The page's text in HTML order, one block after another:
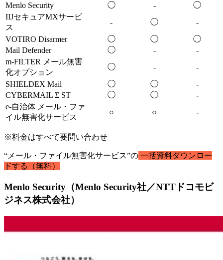
Menlo Security
◯ -
◯
IIJセキュアMXサービ
ス
- ◯
-
VOTIRO Disarmer
◯ ◯
◯
Mail Defender
◯ -
-
m-FILTER メール無害
化オプション
◯ -
-
SHIELDEX Mail
◯ ◯
-
CYBERMAIL Σ ST
◯ ◯
-
e-自治体 メール・ファ
イル無害化サービス
○ ○ -
※料金はすべて要問い合わせ
“メール・ファイル無害化サービス”の 一括資料ダウンロー
ドする（無料）
Menlo Security（Menlo Security社／NTTドコモビ
ジネス株式会社）